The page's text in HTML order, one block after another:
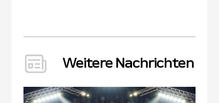
Weitere Nachrichten